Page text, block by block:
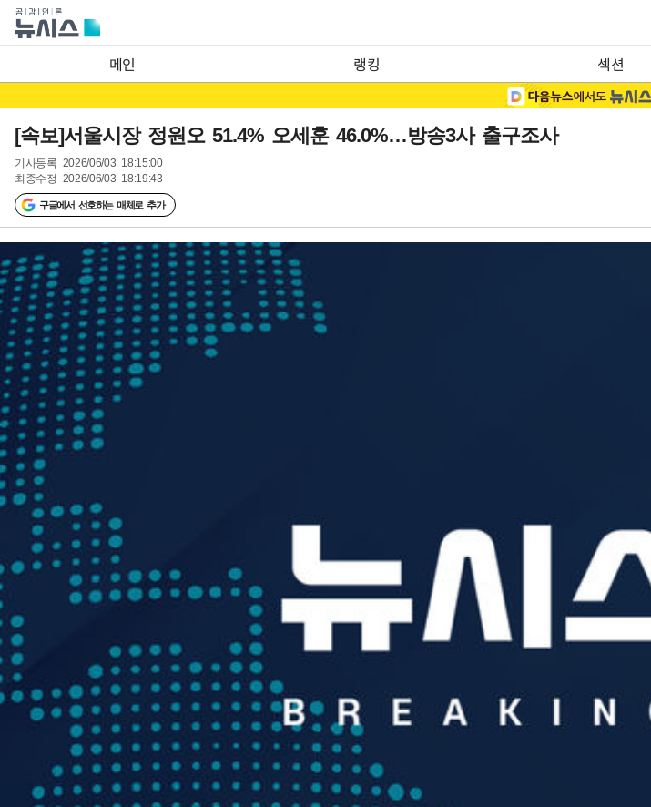
메인 랭킹 섹션
[속보]서울시장 정원오 51.4% 오세훈 46.0%…방송3사 출구조사
기사등록 2026/06/03 18:15:00
최종수정 2026/06/03 18:19:43
구글에서 선호하는 매체로 추가